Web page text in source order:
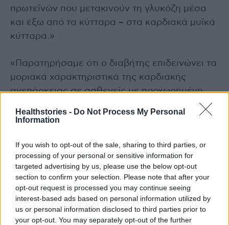
Healthstories - Do Not Process My Personal
Information
If you wish to opt-out of the sale, sharing to third parties, or
processing of your personal or sensitive information for
targeted advertising by us, please use the below opt-out
section to confirm your selection. Please note that after your
opt-out request is processed you may continue seeing
interest-based ads based on personal information utilized by
us or personal information disclosed to third parties prior to
your opt-out. You may separately opt-out of the further
πρωτεϊνών που μετακινούν τη γλυκόζη μέσα
και έξω από τα κύτταρα – στα καρδιακά μυϊκά
κύτταρα.»
«Παρατηρήσαμε ότι ο διαβήτης επιδεινώνει τα
μοριακά χαρακτηριστικά της καρδιακής
ανεπάρκειας σε ασθενείς με προχωρημένη
μιτοχόνδρια – την κινητήρια δύναμη του
οι επιστήμονες.
photo shutterstock
Διαβάστε επίσης
Τατουάζ: Τι δείχνει νέα μελέτη για το μελάνι